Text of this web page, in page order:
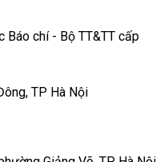
Báo chí - Bộ TT&TT cấp
TP Hà Nội